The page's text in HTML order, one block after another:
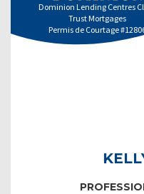
Dominion Lending Centres
Trust Mortgages
Permis de Courtage